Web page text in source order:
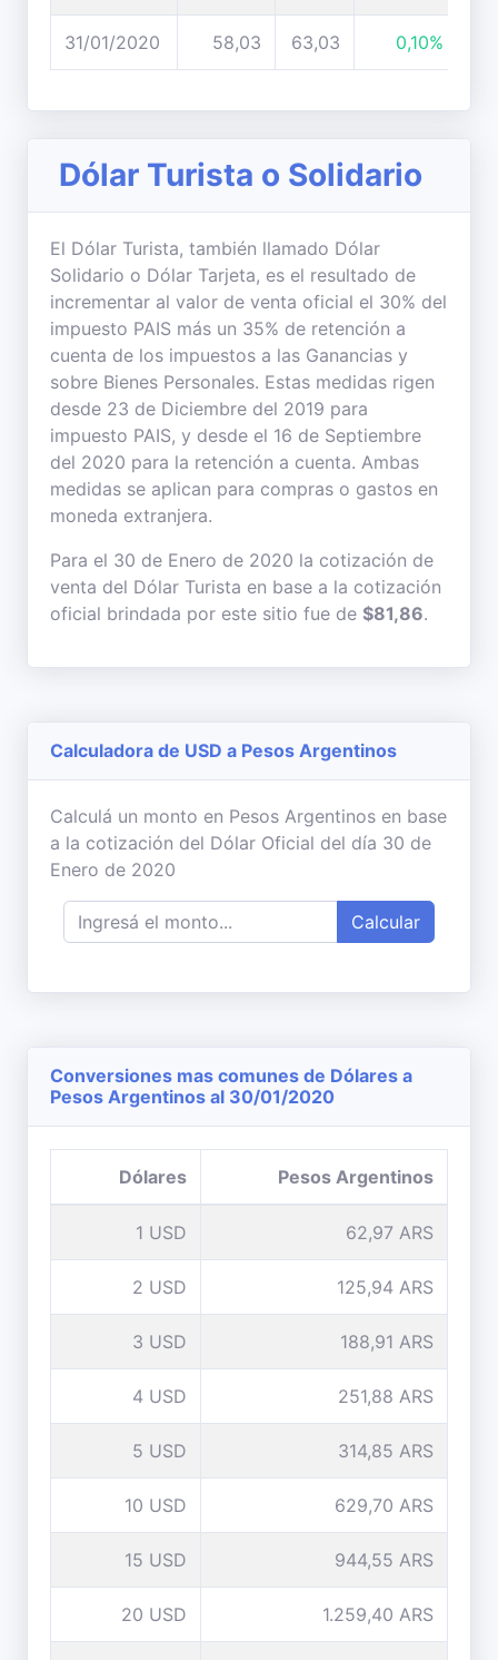
31/01/2020 58,03 63,03 0,10%
Dólar Turista o Solidario
El Dólar Turista, también llamado Dólar
Solidario o Dólar Tarjeta, es el resultado de
incrementar al valor de venta oficial el 30% del
impuesto PAIS más un 35% de retención a
cuenta de los impuestos a las Ganancias y
sobre Bienes Personales. Estas medidas rigen
desde 23 de Diciembre del 2019 para
impuesto PAIS, y desde el 16 de Septiembre
del 2020 para la retención a cuenta. Ambas
medidas se aplican para compras o gastos en
moneda extranjera.
Para el 30 de Enero de 2020 la cotización de
venta del Dólar Turista en base a la cotización
oficial brindada por este sitio fue de $81,86.
Calculadora de USD a Pesos Argentinos
Calculá un monto en Pesos Argentinos en base
a la cotización del Dólar Oficial del día 30 de
Enero de 2020
Calcular
Conversiones mas comunes de Dólares a
Pesos Argentinos al 30/01/2020
Dólares Pesos Argentinos
1 USD 62,97 ARS
2 USD 125,94 ARS
3 USD 188,91 ARS
4 USD 251,88 ARS
5 USD 314,85 ARS
10 USD 629,70 ARS
15 USD 944,55 ARS
20 USD 1.259,40 ARS